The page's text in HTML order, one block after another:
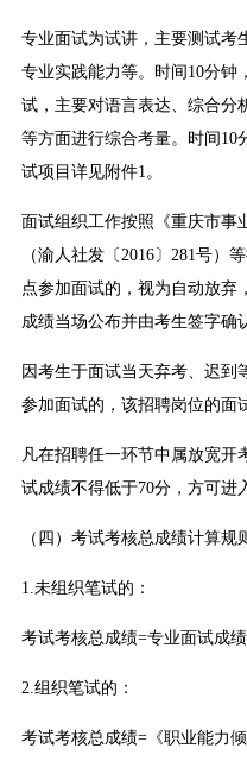
专业面试为试讲，主要测试考
专业实践能力等。时间10分钟
试，主要对语言表达、综合分
等方面进行综合考量。时间10
试项目详见附件1。
面试组织工作按照《重庆市事
（渝人社发〔2016〕281号）
点参加面试的，视为自动放弃
成绩当场公布并由考生签字确
因考生于面试当天弃考、迟到
参加面试的，该招聘岗位的面
凡在招聘任一环节中属放宽开
试成绩不得低于70分，方可进
（四）考试考核总成绩计算规
1.未组织笔试的：
考试考核总成绩=专业面试成
2.组织笔试的：
考试考核总成绩=《职业能力